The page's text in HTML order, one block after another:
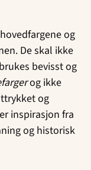
og
De skal ikke
bevisst og
og ikke
og
inspirasjon fra
og historisk